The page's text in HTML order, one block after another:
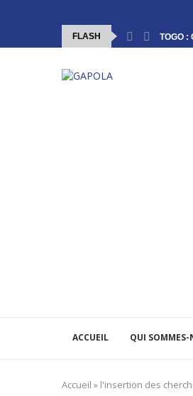
FLASH TOGO :
ACCUEIL QUI SOMMES-
Accueil » l'insertion des